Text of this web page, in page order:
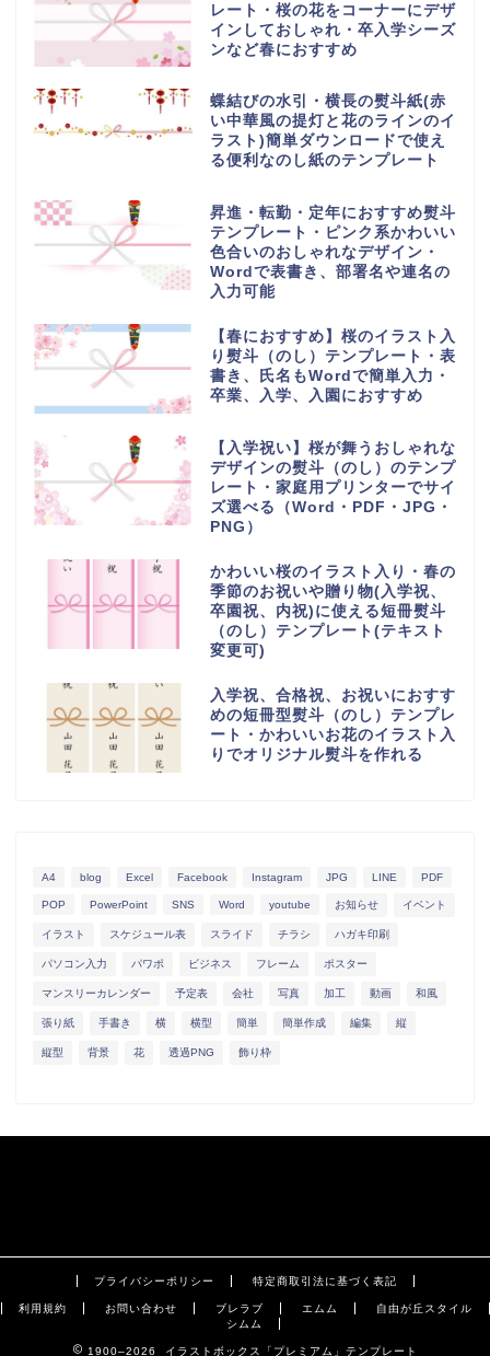
レート・桜の花をコーナーにデザ
インしておしゃれ・卒入学シーズ
ンなど春におすすめ
蝶結びの水引・横長の熨斗紙(赤
い中華風の提灯と花のラインのイ
ラスト)簡単ダウンロードで使え
る便利なのし紙のテンプレート
昇進・転勤・定年におすすめ熨斗
テンプレート・ピンク系かわいい
色合いのおしゃれなデザイン・
Wordで表書き、部署名や連名の
入力可能
【春におすすめ】桜のイラスト入
り熨斗（のし）テンプレート・表
書き、氏名もWordで簡単入力・
卒業、入学、入園におすすめ
【入学祝い】桜が舞うおしゃれな
デザインの熨斗（のし）のテンプ
レート・家庭用プリンターでサイ
ズ選べる（Word・PDF・JPG・
PNG）
かわいい桜のイラスト入り・春の
季節のお祝いや贈り物(入学祝、
卒園祝、内祝)に使える短冊熨斗
（のし）テンプレート(テキスト
変更可)
入学祝、合格祝、お祝いにおすす
めの短冊型熨斗（のし）テンプレ
ート・かわいいお花のイラスト入
りでオリジナル熨斗を作れる
A4 blog Excel Facebook Instagram JPG LINE PDF
POP PowerPoint SNS Word youtube お知らせ イベント
イラスト スケジュール表 スライド チラシ ハガキ印刷
パソコン入力 パワポ ビジネス フレーム ポスター
マンスリーカレンダー 予定表 会社 写真 加工 動画 和風
張り紙 手書き 横 横型 簡単 簡単作成 編集 縦
縦型 背景 花 透過PNG 飾り枠
プライバシーポリシー 特定商取引法に基づく表記
利用規約 お問い合わせ ブレラブ エムム
自由が丘スタイル
シムム
1900–2026 イラストボックス「プレミアム」テンプレート